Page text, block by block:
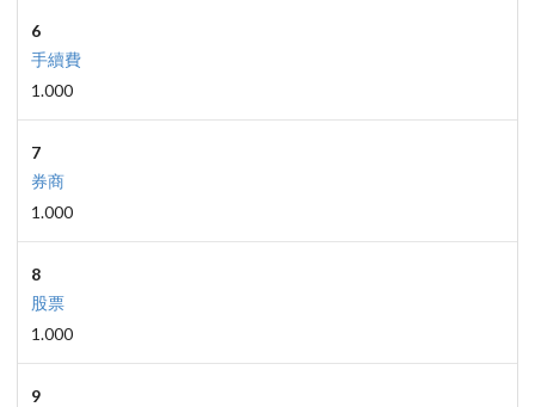
6
手續費
1.000
7
券商
1.000
8
股票
1.000
9